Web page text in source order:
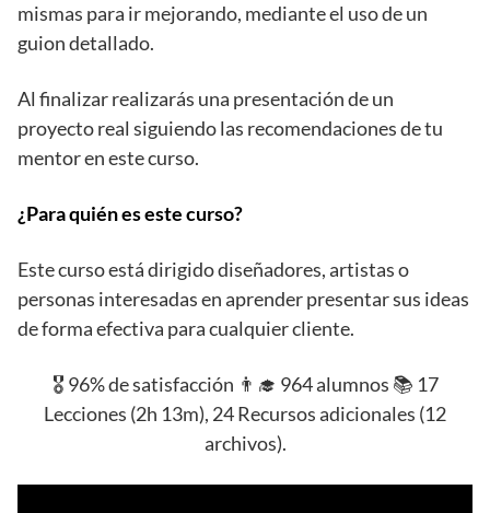
mismas para ir mejorando, mediante el uso de un
guion detallado.
Al finalizar realizarás una presentación de un
proyecto real siguiendo las recomendaciones de tu
mentor en este curso.
¿Para quién es este curso?
Este curso está dirigido diseñadores, artistas o
personas interesadas en aprender presentar sus ideas
de forma efectiva para cualquier cliente.
🎖️ 96% de satisfacción 👨‍🎓 964 alumnos 📚 17
Lecciones (2h 13m), 24 Recursos adicionales (12
archivos).